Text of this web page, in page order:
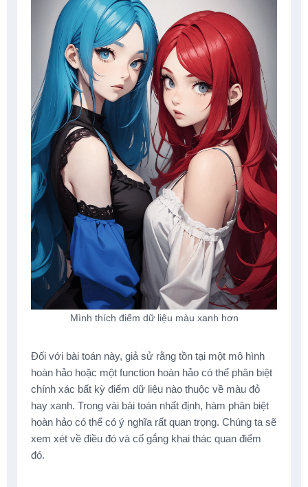
Mình thích điểm dữ liệu màu xanh hơn
Đối với bài toán này, giả sử rằng tồn tại một mô hình
hoàn hảo hoặc một function hoàn hảo có thể phân biệt
chính xác bất kỳ điểm dữ liệu nào thuộc về màu đỏ
hay xanh. Trong vài bài toán nhất định, hàm phân biệt
hoàn hảo có thể có ý nghĩa rất quan trọng. Chúng ta sẽ
xem xét về điều đó và cố gắng khai thác quan điểm
đó.